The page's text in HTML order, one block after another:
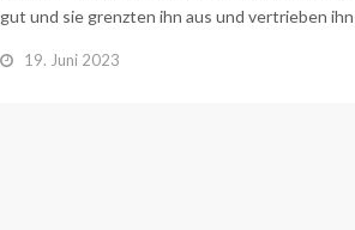
gut und sie grenzten ihn aus und vertrieben
19. Juni 2023